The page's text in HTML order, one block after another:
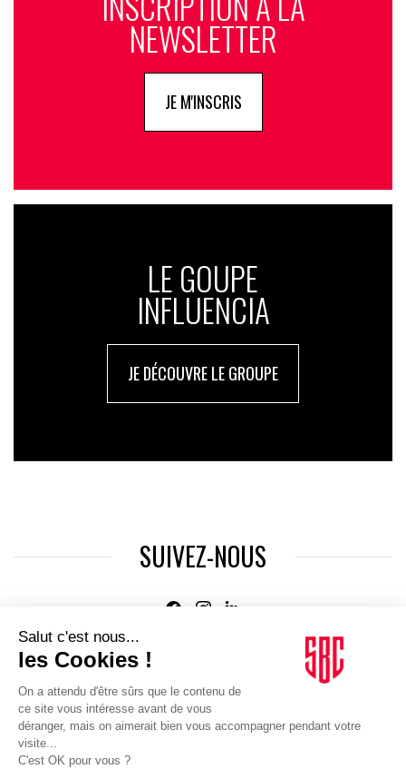
NEWSLETTER
JE M'INSCRIS
LE GOUPE
INFLUENCIA
JE DÉCOUVRE LE GROUPE
SUIVEZ-NOUS